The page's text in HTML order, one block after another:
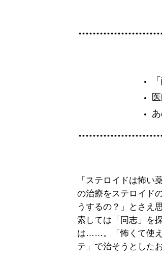
「ステロイドは怖い
の治療をステロイド
うするの？」とさえ
索しては「同志」を
は……。「怖くて使え
テ」で治そうとした